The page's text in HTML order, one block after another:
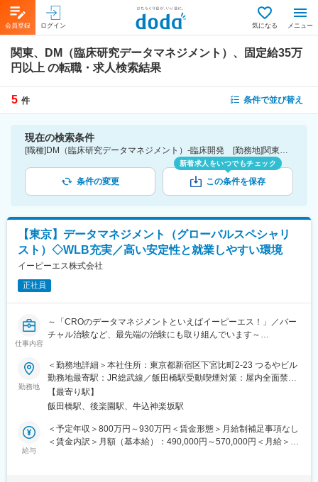
会員登録 ログイン 気になる メニュー
関東、DM（臨床研究データマネジメント）、固定給35万
円以上 の転職・求人検索結果
5 件 条件で並び替え
現在の検索条件
[職種]DM（臨床研究データマネジメント）-臨床開発 [勤務地]関東 [詳細条件](待遇・福利厚生)固定給35万円以上
条件の変更
新着求人をいつでもチェック
この条件を保存
【東京】データマネジメント（グローバルスペシャリ
スト）◇WLB充実／高い安定性と就業しやすい環境
イーピーエス株式会社
正社員
仕事内容
～「CROのデータマネジメントといえばイーピーエス！」／バー
チャル治験など、最先端の治験にも取り組んでいます～
当社のデータマネジメント部門において、グローバル案件対応の
仕組みづくりや戦略立案をリードするスペシャリストとして活躍
いただきます。
■業務詳細
・グローバル案件の引合戦略立案
・部署内および関連部署（解析、システム）と連携したグローバ
勤務地
＜勤務地詳細＞本社住所：東京都新宿区下宮比町2-23 つるやビル
勤務地最寄駅：JR総武線／飯田橋駅受動喫煙対策：屋内全面禁煙
変更の範囲：会社の定める事業所（リモートワーク含む）
【最寄り駅】
飯田橋駅、後楽園駅、牛込神楽坂駅
給与
＜予定年収＞800万円～930万円＜賃金形態＞月給制補足事項なし
＜賃金内訳＞月額（基本給）：490,000円～570,000円＜月給＞